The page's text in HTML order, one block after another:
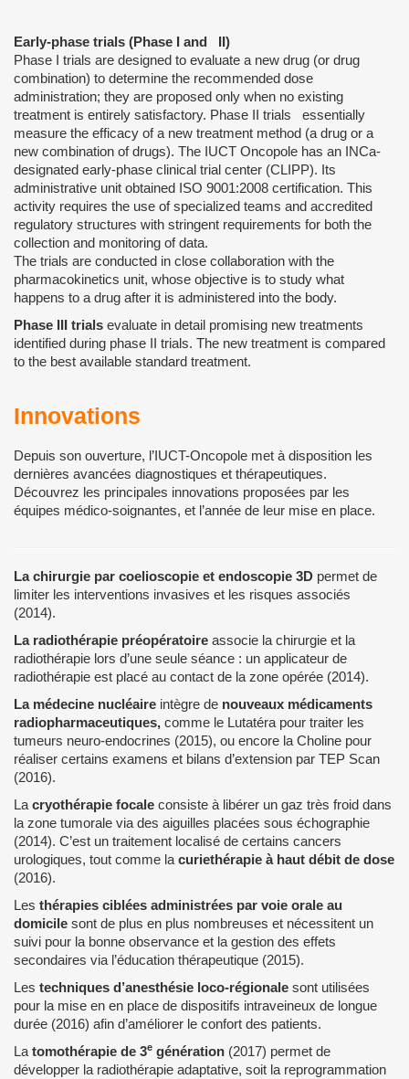
Early-phase trials (Phase I and II)
Phase I trials are designed to evaluate a new drug (or drug
combination) to determine the recommended dose
administration; they are proposed only when no existing
treatment is entirely satisfactory. Phase II trials essentially
measure the efficacy of a new treatment method (a drug or a
new combination of drugs). The IUCT Oncopole has an INCa-
designated early-phase clinical trial center (CLIPP). Its
administrative unit obtained ISO 9001:2008 certification. This
activity requires the use of specialized teams and accredited
regulatory structures with stringent requirements for both the
collection and monitoring of data.
The trials are conducted in close collaboration with the
pharmacokinetics unit, whose objective is to study what
happens to a drug after it is administered into the body.
Phase III trials evaluate in detail promising new treatments
identified during phase II trials. The new treatment is compared
to the best available standard treatment.
Innovations
Depuis son ouverture, l’IUCT-Oncopole met à disposition les
dernières avancées diagnostiques et thérapeutiques.
Découvrez les principales innovations proposées par les
équipes médico-soignantes, et l’année de leur mise en place.
La chirurgie par coelioscopie et endoscopie 3D permet de
limiter les interventions invasives et les risques associés
(2014).
La radiothérapie préopératoire associe la chirurgie et la
radiothérapie lors d’une seule séance : un applicateur de
radiothérapie est placé au contact de la zone opérée (2014).
La médecine nucléaire intègre de nouveaux médicaments
radiopharmaceutiques, comme le Lutatéra pour traiter les
tumeurs neuro-endocrines (2015), ou encore la Choline pour
réaliser certains examens et bilans d’extension par TEP Scan
(2016).
La cryothérapie focale consiste à libérer un gaz très froid dans
la zone tumorale via des aiguilles placées sous échographie
(2014). C’est un traitement localisé de certains cancers
urologiques, tout comme la curiethérapie à haut débit de dose
(2016).
Les thérapies ciblées administrées par voie orale au
domicile sont de plus en plus nombreuses et nécessitent un
suivi pour la bonne observance et la gestion des effets
secondaires via l’éducation thérapeutique (2015).
Les techniques d’anesthésie loco-régionale sont utilisées
pour la mise en en place de dispositifs intraveineux de longue
durée (2016) afin d’améliorer le confort des patients.
La tomothérapie de 3e génération (2017) permet de
développer la radiothérapie adaptative, soit la reprogrammation